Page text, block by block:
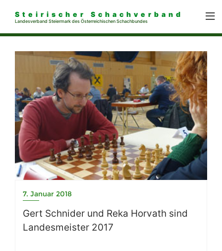
Steirischer Schachverband
Landesverband Steiermark des Österreichischen Schachbundes
7. Januar 2018
Gert Schnider und Reka Horvath sind
Landesmeister 2017